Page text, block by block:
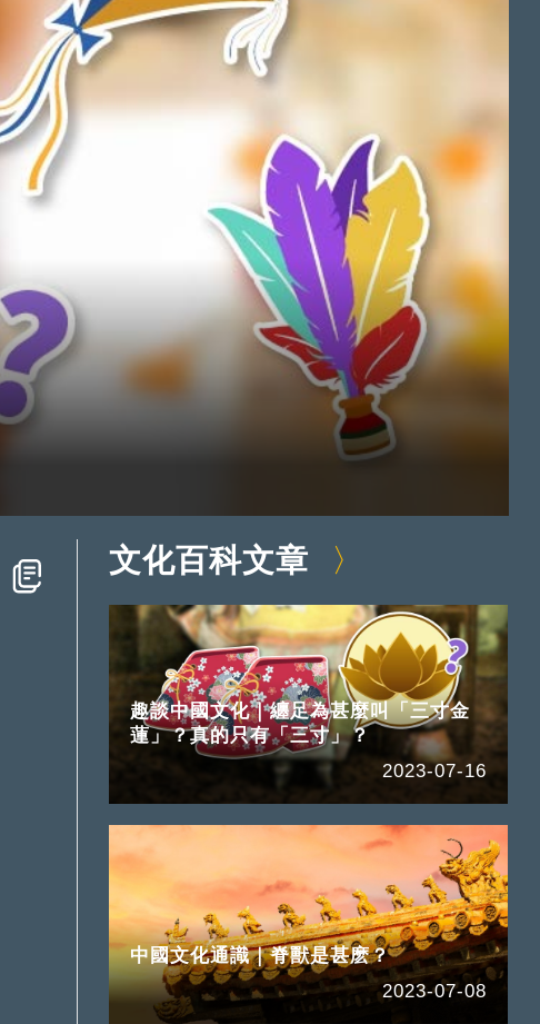
文化百科文章
趣談中國文化｜纏足為甚麼叫「三寸金
蓮」？真的只有「三寸」？
2023-07-16
中國文化通識｜脊獸是甚麽？
2023-07-08